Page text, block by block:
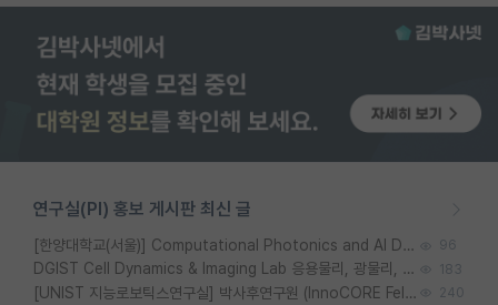
연구실(PI) 홍보 게시판 최신 글
[한양대학교(서울)] Computational Photonics and AI Design Lab 대학원생 모집 96
DGIST Cell Dynamics & Imaging Lab 응용물리, 광물리, 양자, 생물물리 대학원생 모집 [삼성과제, 전문연TO] 183
[UNIST 지능로보틱스연구실] 박사후연구원 (InnoCORE Fellow) 모집 공고 240